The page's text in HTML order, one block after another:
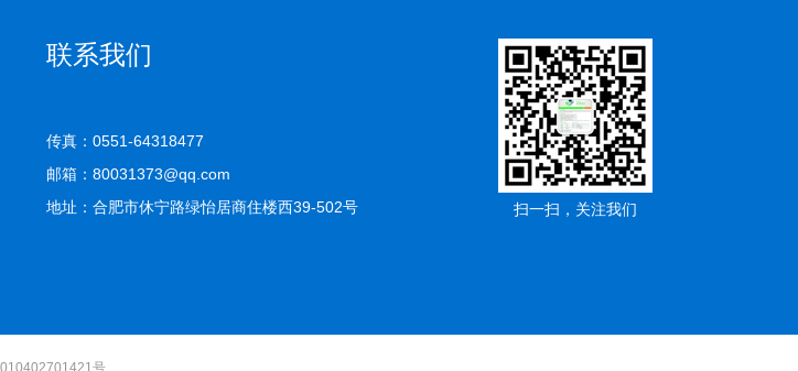
联系我们
传真：0551-64318477
邮箱：80031373@qq.com
地址：合肥市休宁路绿怡居商住楼西39-502号
扫一扫，关注我们
号